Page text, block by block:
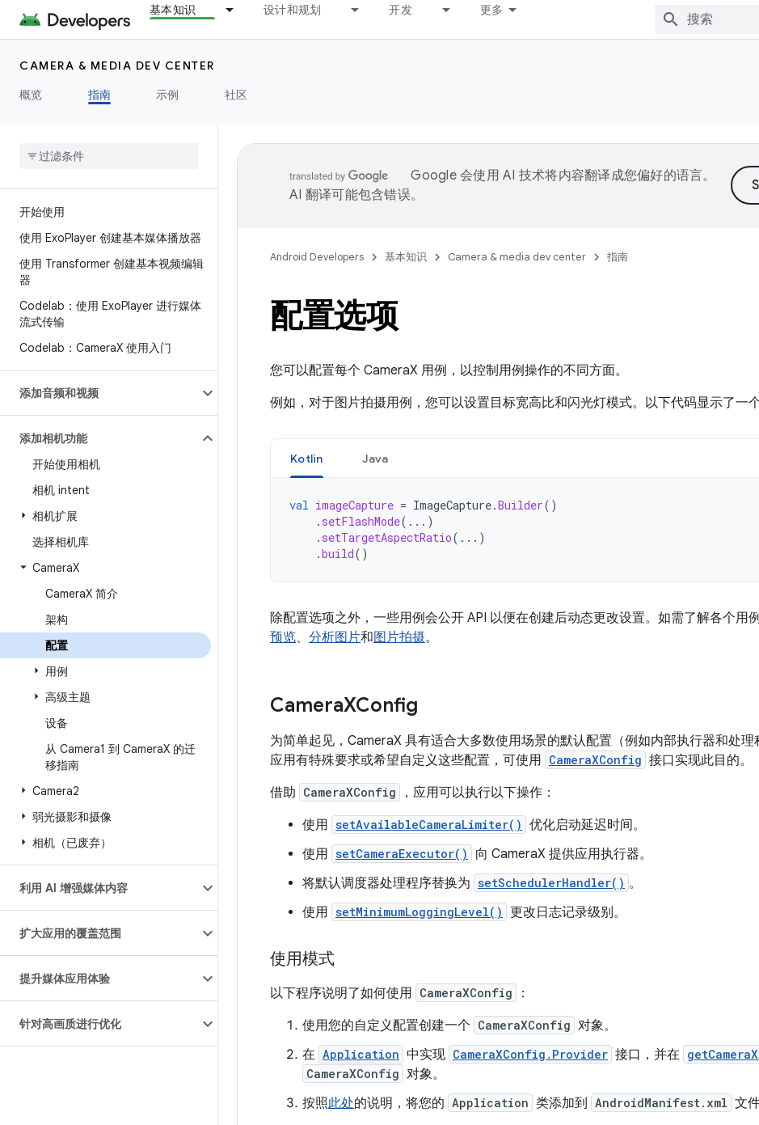
基本知识 设计和规划 开发 更多
CAMERA & MEDIA DEV CENTER
概览
指南 示例 社区
开始使用
使用 ExoPlayer 创建基本媒体播放器
使用 Transformer 创建基本视频编辑
器
Codelab：使用 ExoPlayer 进行媒体
流式传输
Codelab：CameraX 使用入门
添加音频和视频
添加相机功能
开始使用相机
相机 intent
相机扩展
选择相机库
CameraX
CameraX 简介
架构
配置
用例
高级主题
设备
从 Camera1 到 CameraX 的迁
移指南
Camera2
弱光摄影和摄像
相机（已废弃）
利用 AI 增强媒体内容
扩大应用的覆盖范围
提升媒体应用体验
针对高画质进行优化
Google 会使用 AI 技术将内容翻译成您偏好的语言。
AI 翻译可能包含错误。
Android Developers 基本知识 Camera & media dev center 指南
配置选项
您可以配置每个 CameraX 用例，以控制用例操作的不同方面。
例如，对于图片拍摄用例，您可以设置目标宽高比和闪光灯模式。以下代码显示了一
Kotlin Java
val imageCapture = ImageCapture.Builder()
. setFlashMode(...)
. setTargetAspectRatio(...)
.build()
除配置选项之外，一些用例会公开 API 以便在创建后动态更改设置。如需了解各个用
预览、 分析图片和图片拍摄。
CameraXConfig
为简单起见，CameraX 具有适合大多数使用场景的默认配置（例如内部执行器和处
应用有特殊要求或希望自定义这些配置，可使用 CameraXConfig 接口实现此目的。
借助 CameraXConfig
，应用可以执行以下操作：
使用 setAvailableCameraLimiter() 优化启动延迟时间。
使用 setCameraExecutor()
向 CameraX 提供应用执行器。
将默认调度器处理程序替换为 setSchedulerHandler() 。
使用 setMinimumLoggingLevel() 更改日志记录级别。
使用模式
以下程序说明了如何使用 CameraXConfig
：
使用您的自定义配置创建一个 CameraXConfig 对象。
在 Application 中实现 CameraXConfig.Provider 接口，并在
CameraXConfig 对象。
按照此处的说明，将您的 Application 类添加到 AndroidManifest.xml 文